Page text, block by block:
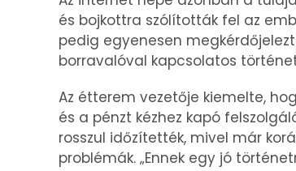
és bojkottra szólították fel az
pedig egyenesen
borravalóval kapcsolatos
Az étterem vezetője kiemelte,
és a pénzt kézhez kapó
rosszul időzítették, mivel már
problémák. „Ennek egy jó